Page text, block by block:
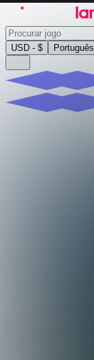
USD - $ Português